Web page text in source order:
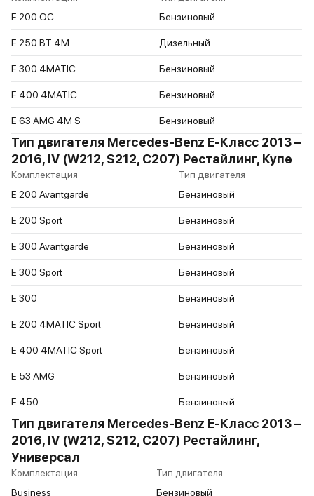
E 200 ОС
Бензиновый
E 250 BT 4M Дизельный
E 300 4MATIC Бензиновый
E 400 4MATIC Бензиновый
E 63 AMG 4M S Бензиновый
Тип двигателя Mercedes-Benz E-Класс 2013 –
2016, IV (W212, S212, C207) Рестайлинг, Купе
Комплектация
Тип двигателя
E 200 Avantgarde
Бензиновый
E 200 Sport Бензиновый
E 300 Avantgarde Бензиновый
E 300 Sport Бензиновый
E 300 Бензиновый
E 200 4MATIC Sport Бензиновый
E 400 4MATIC Sport Бензиновый
E 53 AMG Бензиновый
E 450 Бензиновый
Тип двигателя Mercedes-Benz E-Класс 2013 –
2016, IV (W212, S212, C207) Рестайлинг,
Универсал
Комплектация
Тип двигателя
Business
Бензиновый